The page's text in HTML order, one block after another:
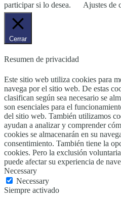
participar si lo desea.
Ajustes de
Cerrar
Resumen de privacidad
Este sitio web utiliza cookies para
navega por el sitio web. De estas
clasifican según sea necesario se
son esenciales para el
del sitio web. También utilizamos
ayudan a analizar y comprender
cookies se almacenarán en su
consentimiento. También tiene la
cookies. Pero la exclusión
puede afectar su experiencia de
Necessary
Necessary
Siempre activado